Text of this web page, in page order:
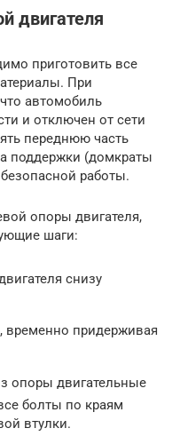
двигателя
приготовить все
При
автомобиль
и отключен от сети
переднюю часть
поддержки (домкраты
работы.
опоры двигателя,
шаги:
снизу
временно придерживая
опоры двигательные
болты по краям
втулки.